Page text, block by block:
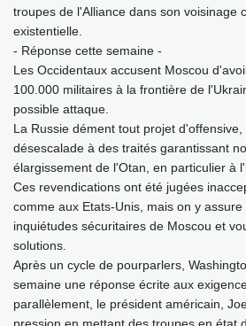
troupes de l'Alliance dans son voisinage
existentielle.
- Réponse cette semaine -
Les Occidentaux accusent Moscou
100.000 militaires à la frontière de
possible attaque.
La Russie dément tout projet
désescalade à des traités garantissant
élargissement de l'Otan, en particulier à
Ces revendications ont été jugées
comme aux Etats-Unis, mais on y
inquiétudes sécuritaires de Moscou et
solutions.
Après un cycle de pourparlers,
semaine une réponse écrite aux
parallèlement, le président américain,
pression en mettant des troupes en état